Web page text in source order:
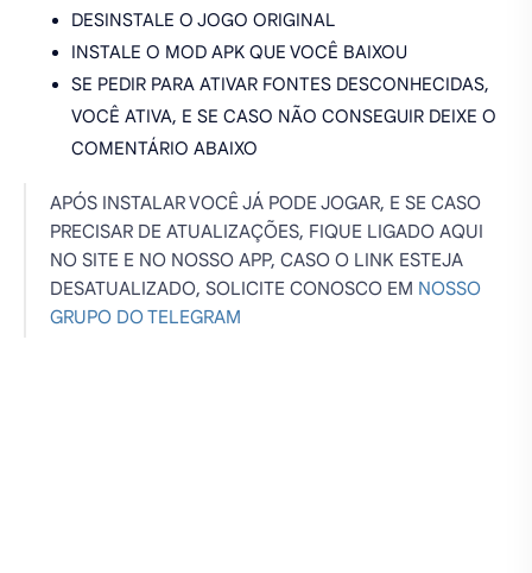
DESINSTALE O JOGO ORIGINAL
INSTALE O MOD APK QUE VOCÊ BAIXOU
SE PEDIR PARA ATIVAR FONTES DESCONHECIDAS,
VOCÊ ATIVA, E SE CASO NÃO CONSEGUIR DEIXE O
COMENTÁRIO ABAIXO
APÓS INSTALAR VOCÊ JÁ PODE JOGAR, E SE CASO
PRECISAR DE ATUALIZAÇÕES, FIQUE LIGADO AQUI
NO SITE E NO NOSSO APP, CASO O LINK ESTEJA
DESATUALIZADO, SOLICITE CONOSCO EM NOSSO
GRUPO DO TELEGRAM